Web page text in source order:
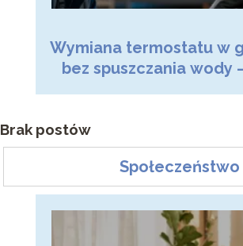
Wymiana termostatu w
bez spuszczania wody
Brak postów
Społeczeństwo